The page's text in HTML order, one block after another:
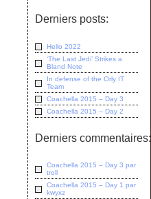
Derniers posts:
Hello 2022
‘The Last Jedi’ Strikes a
Bland Note
In defense of the Orly IT
Team
Coachella 2015 – Day 3
Coachella 2015 – Day 2
Derniers commentaires:
Coachella 2015 – Day 3 par
troll
Coachella 2015 – Day 1 par
kwyxz